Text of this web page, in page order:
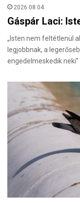
2026.08.04.
Gáspár Laci:
„Isten nem feltétlenül
legjobbnak, a
engedelmeskedik